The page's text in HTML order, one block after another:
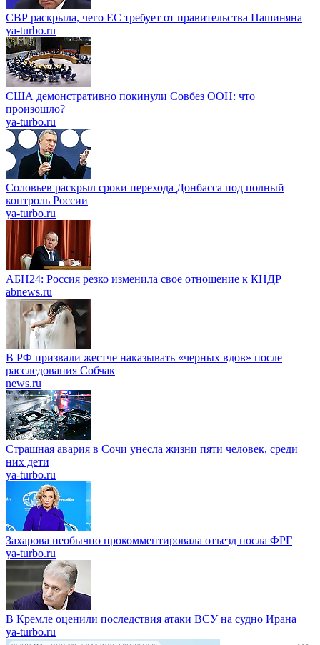
СВР раскрыла, чего ЕС требует от правительства Пашиняна
ya-turbo.ru
США демонстративно покинули Совбез ООН: что
произошло?
ya-turbo.ru
Соловьев раскрыл сроки перехода Донбасса под полный
контроль России
ya-turbo.ru
АБН24: Россия резко изменила свое отношение к КНДР
abnews.ru
В РФ призвали жестче наказывать «черных вдов» после
расследования Собчак
news.ru
Страшная авария в Сочи унесла жизни пяти человек, среди
них дети
ya-turbo.ru
Захарова необычно прокомментировала отъезд посла ФРГ
ya-turbo.ru
В Кремле оценили последствия атаки ВСУ на судно Ирана
ya-turbo.ru